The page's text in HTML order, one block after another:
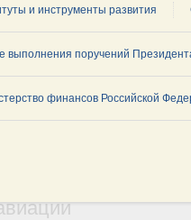
и инструменты развития
выполнения поручений
финансов Российской
бизнеса